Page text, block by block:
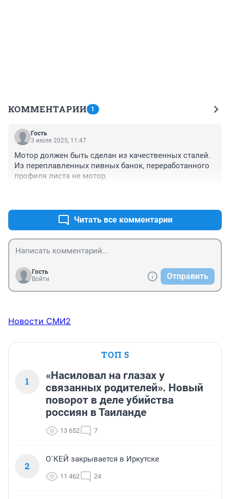
КОММЕНТАРИИ 1
Гость
3 июля 2025, 11:47
Мотор должен быть сделан из качественных сталей.
Из переплавленных пивных банок, переработанного
профиля листа не мотор.
Читать все комментарии
Гость
Войти
Отправить
Новости СМИ2
ТОП 5
1
«Насиловал на глазах у
связанных родителей». Новый
поворот в деле убийства
россиян в Таиланде
13 652 7
2
О`КЕЙ закрывается в Иркутске
11 462 24